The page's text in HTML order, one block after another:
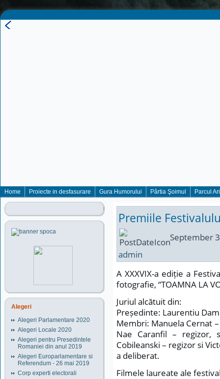
Home Proiecte in desfasurare Gura Humorului Pârtia Şoimul Parcul
Alegeri
Alegeri Parlamentare 2020
Alegeri Locale 2020
Alegeri pentru Presedintele
Romaniei din anul 2019
Alegeri Europarlamentare si
Referendum - 26 mai 2019
Corp experti electorali
Premiile
September
admin
A XXXVIX-a ediție a
fotografie, “TOAMNA LA
Juriul alcătuit din:
Președinte: Laurentiu
Membri: Manuela Cernat
Nae Caranfil – regizor,
Cobileanski – regizor si
a deliberat.
Filmele laureate ale